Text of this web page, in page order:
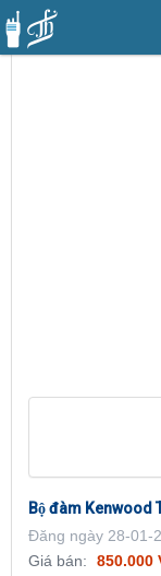
Bộ đàm Kenwood
Đăng ngày 28-01-
Giá bán:
850.000